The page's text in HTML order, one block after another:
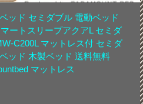
ッド セミダブル 電動ベッド
ートスリープアクアL セミダ
C200L マットレス付 セミダ
ッド 木製ベッド 送料無料
マットレス